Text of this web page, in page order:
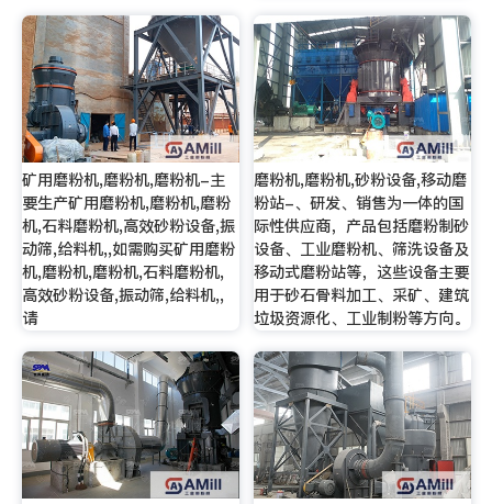
矿用磨粉机,磨粉机,磨粉机-主
要生产矿用磨粉机,磨粉机,磨粉
机,石料磨粉机,高效砂粉设备,振
动筛,给料机,,如需购买矿用磨粉
机,磨粉机,磨粉机,石料磨粉机,
高效砂粉设备,振动筛,给料机,,
请
磨粉机,磨粉机,砂粉设备,移动磨
粉站-、研发、销售为一体的国
际性供应商，产品包括磨粉制砂
设备、工业磨粉机、筛洗设备及
移动式磨粉站等，这些设备主要
用于砂石骨料加工、采矿、建筑
垃圾资源化、工业制粉等方向。